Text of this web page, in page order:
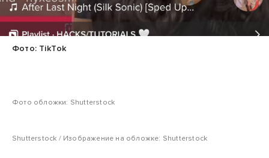
Фото: TikTok
Фото обложки: Shutterstock
Shutterstock / Изображение на обложке: Shutterstock